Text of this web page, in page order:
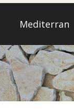
Mediterran